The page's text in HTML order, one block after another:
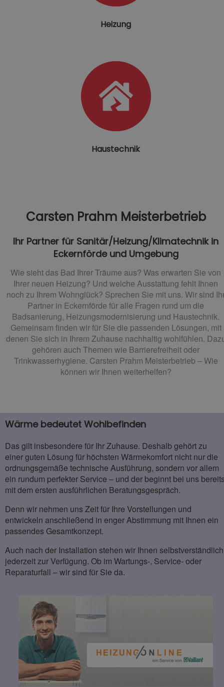
Heizung
Haustechnik
Carsten Prahm Meisterbetrieb
Ihr Partner für Sanitär/Heizung/Klimatechnikin
Eckernförde und Umgebung
Wie sieht das Bad Ihrer Träume aus? Was erwarten Sie von
Ihrer neuen Heizung? Und welche Ausstattung fehlt Ihnen
noch zu Ihrem Wohnglück? Sprechen Sie mit uns. Wir sind
Partner in Eckernförde für alle Fragen rund um die
Badsanierung, Heizungsmodernisierung und Haustechnik.
Gemeinsam finden wir für Sie die passenden Lösungen, mit
denen Sie sich in Ihrem Zuhause nachhaltig wohlfühlen.
gehören auch Themen wie Barrierefreiheit oder
Trinkwasserhygiene. Carsten Prahm Meisterbetrieb – Wie
können wir Ihnen weiterhelfen?
Wärme bedeutet Wohlbefinden
Das gilt insbesondere für Ihr Zuhause. Deshalb gehört zu
einer guten Lösung für höchsten Wärmekomfort nicht nur die
ordnungsgemäße technische Ausführung, sondern vor allem
ein rundum perfekter Service – und der beginnt bei uns
mit dem ersten ausführlichen Beratungsgespräch.
Denn wir nehmen uns Zeit für Ihre Vorstellungen und
entwickeln anschließend in enger Abstimmung mit Ihnen ein
passendes Gesamtkonzept.
Auch nach der Installation stehen wir Ihnen selbstverständlich
jederzeit zur Verfügung. Ob im Wartungs-, Service- oder
Reparaturfall – wir sind für Sie da.